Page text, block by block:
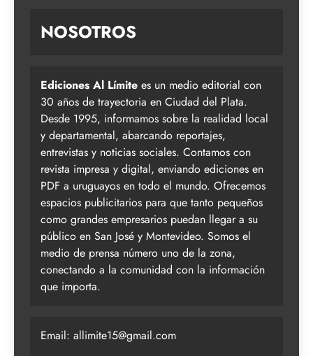
NOSOTROS
Ediciones Al Límite es un medio editorial con
30 años de trayectoria en Ciudad del Plata.
Desde 1995, informamos sobre la realidad local
y departamental, abarcando reportajes,
entrevistas y noticias sociales. Contamos con
revista impresa y digital, enviando ediciones en
PDF a uruguayos en todo el mundo. Ofrecemos
espacios publicitarios para que tanto pequeños
como grandes empresarios puedan llegar a su
público en San José y Montevideo. Somos el
medio de prensa número uno de la zona,
conectando a la comunidad con la información
que importa.
Email: allimite15@gmail.com